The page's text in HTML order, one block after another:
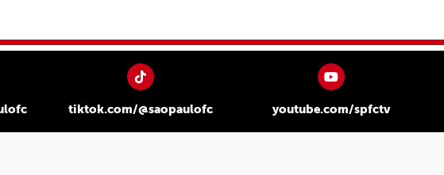
tiktok.com/@saopaulofc youtube.com/spfctv